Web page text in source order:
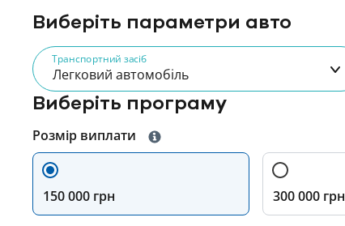
Виберіть параметри авто
Транспортний засіб
Легковий автомобіль
Виберіть програму
Розмір виплати
150 000 грн 300 000 грн